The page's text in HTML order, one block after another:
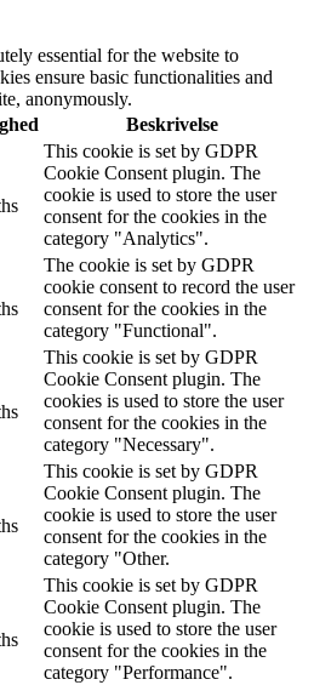
essential for the website to
ensure basic functionalities and
anonymously.
Beskrivelse
This cookie is set by GDPR
Cookie Consent plugin. The
cookie is used to store the user
consent for the cookies in the
category "Analytics".
The cookie is set by GDPR
cookie consent to record the user
consent for the cookies in the
category "Functional".
This cookie is set by GDPR
Cookie Consent plugin. The
cookies is used to store the user
consent for the cookies in the
category "Necessary".
This cookie is set by GDPR
Cookie Consent plugin. The
cookie is used to store the user
consent for the cookies in the
category "Other.
This cookie is set by GDPR
Cookie Consent plugin. The
cookie is used to store the user
consent for the cookies in the
category "Performance".